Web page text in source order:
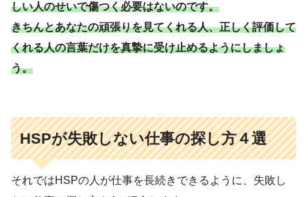
しい人のせいで傷つく必要はないのです。
きちんとあなたの頑張りを見てくれる人、正しく評価して
くれる人の言葉だけを真摯に受け止めるようにしましょ
う。
HSPが失敗しない仕事の探し方４選
それではHSPの人が仕事を長続きできるように、失敗し